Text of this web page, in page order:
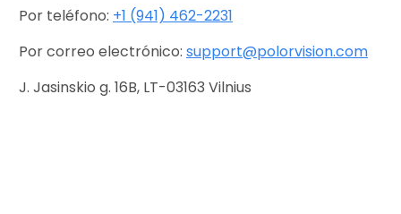
Por teléfono: +1 (941) 462-2231
Por correo electrónico: support@polorvision.com
J. Jasinskio g. 16B, LT-03163 Vilnius